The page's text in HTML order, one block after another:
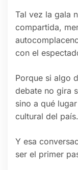
Tal vez la gala
compartida,
con el
Porque si algo
debate no gira
sino a qué
cultural del país.
Y esa
ser el primer